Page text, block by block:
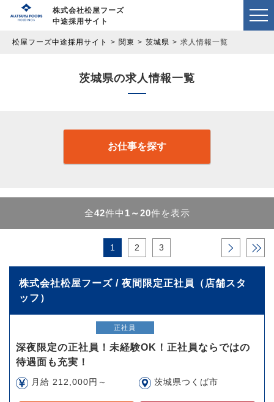
株式会社松屋フーズ
中途採用サイト
松屋フーズ中途採用サイト 関東 茨城県 求人情報一覧
茨城県の求人情報一覧
お仕事を探す
全42件中 1～20件を表示
1 2 3 › »
株式会社松屋フーズ / 夜間限定正社員（店舗スタ
ッフ）
正社員
深夜限定の正社員！未経験OK！正社員ならではの
待遇面も充実！
月給 212,000円～ 茨城県つくば市